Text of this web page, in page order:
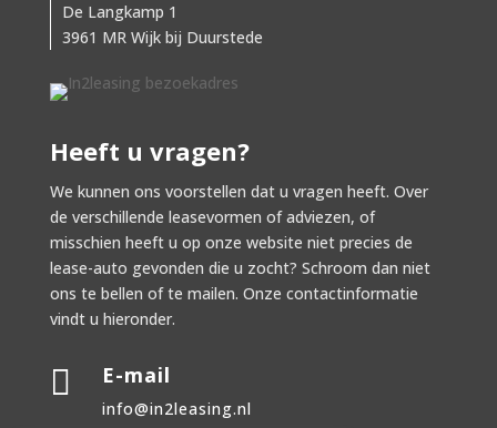
De Langkamp 1
3961 MR Wijk bij Duurstede
Heeft u vragen?
We kunnen ons voorstellen dat u vragen heeft. Over
de verschillende leasevormen of adviezen, of
misschien heeft u op onze website niet precies de
lease-auto gevonden die u zocht? Schroom dan niet
ons te bellen of te mailen. Onze contactinformatie
vindt u hieronder.
 E-mail
info@in2leasing.nl